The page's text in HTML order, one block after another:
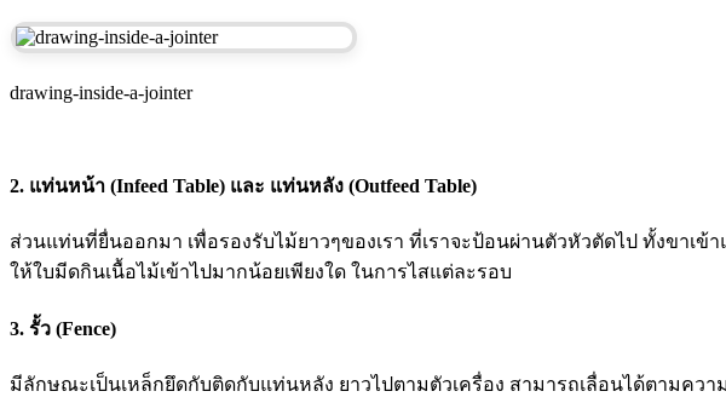
drawing-inside-a-jointer
2. แท่นหน้า (Infeed Table) และ แท่นหลัง (Outfeed Table)
ส่วนแท่นที่ยื่นออกมา เพื่อรองรับไม้ยาวๆของเรา ที่เราจะป้อนผ่านตัวหัวตัดไป ทั้งขาเ
ให้ใบมีดกินเนื้อไม้เข้าไปมากน้อยเพียงใด ในการไสแต่ละรอบ
3. รั้ว (Fence)
มีลักษณะเป็นเหล็กยึดกับติดกับแท่นหลัง ยาวไปตามตัวเครื่อง สามารถเลื่อนได้ตามควา